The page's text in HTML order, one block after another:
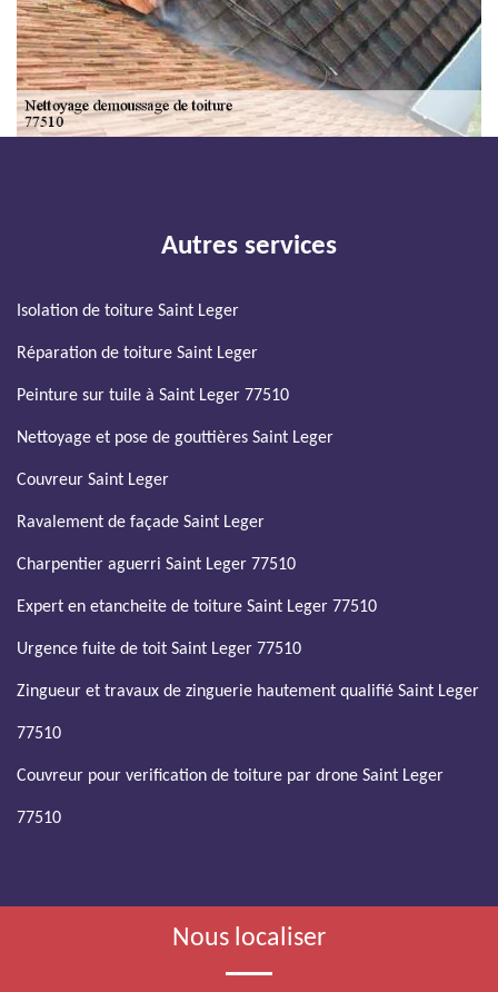
Autres services
Isolation de toiture Saint Leger
Réparation de toiture Saint Leger
Peinture sur tuile à Saint Leger 77510
Nettoyage et pose de gouttières Saint Leger
Couvreur Saint Leger
Ravalement de façade Saint Leger
Charpentier aguerri Saint Leger 77510
Expert en etancheite de toiture Saint Leger 77510
Urgence fuite de toit Saint Leger 77510
Zingueur et travaux de zinguerie hautement qualifié Saint Leger
77510
Couvreur pour verification de toiture par drone Saint Leger
77510
Nous localiser